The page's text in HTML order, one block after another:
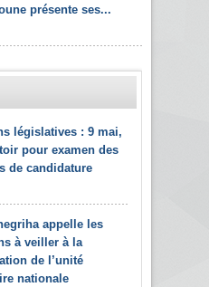
présente ses...
législatives : 9 mai,
pour examen des
de candidature
appelle les
à veiller à la
de l’unité
nationale